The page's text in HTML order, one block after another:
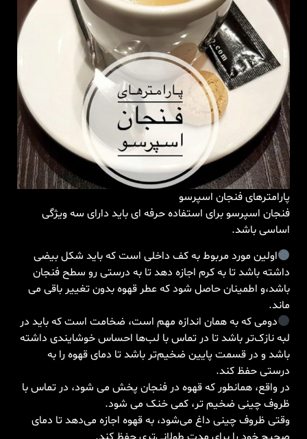
پارامترهای فنجان اسپرسو
فنجان اسپرسو برای استفاده حرفه ای باید دارای سه ویژگی
اساسی باشد.
اولین مورد مربوط به کف داخلی است که باید شکل بیضی
داشته باشد تا به کرم اجازه دهد تا به درستی رو سطح فنجان
باشد،و اطمینان حاصل شود که عطر قهوه بدون تغییر باقی می
ماند.
دومی که به همان اندازه مهم است، ضخامت است که باید در
لبه نازک‌تر باشد تا در تماس با لب‌ها احساس خوشایندی داشته
باشد و در قسمت پایین ضخیم‌تر باشد تا دمای قهوه را به
درستی حفظ کند.
در واقع، همانطور که قهوه در فنجان پخش می شود، در تماس با
ظروف چینی ضخیم تر، کمی خنک می شود.
وقتی ظروف چینی داغ می‌شود، به قهوه اجازه می‌دهد تا دمای